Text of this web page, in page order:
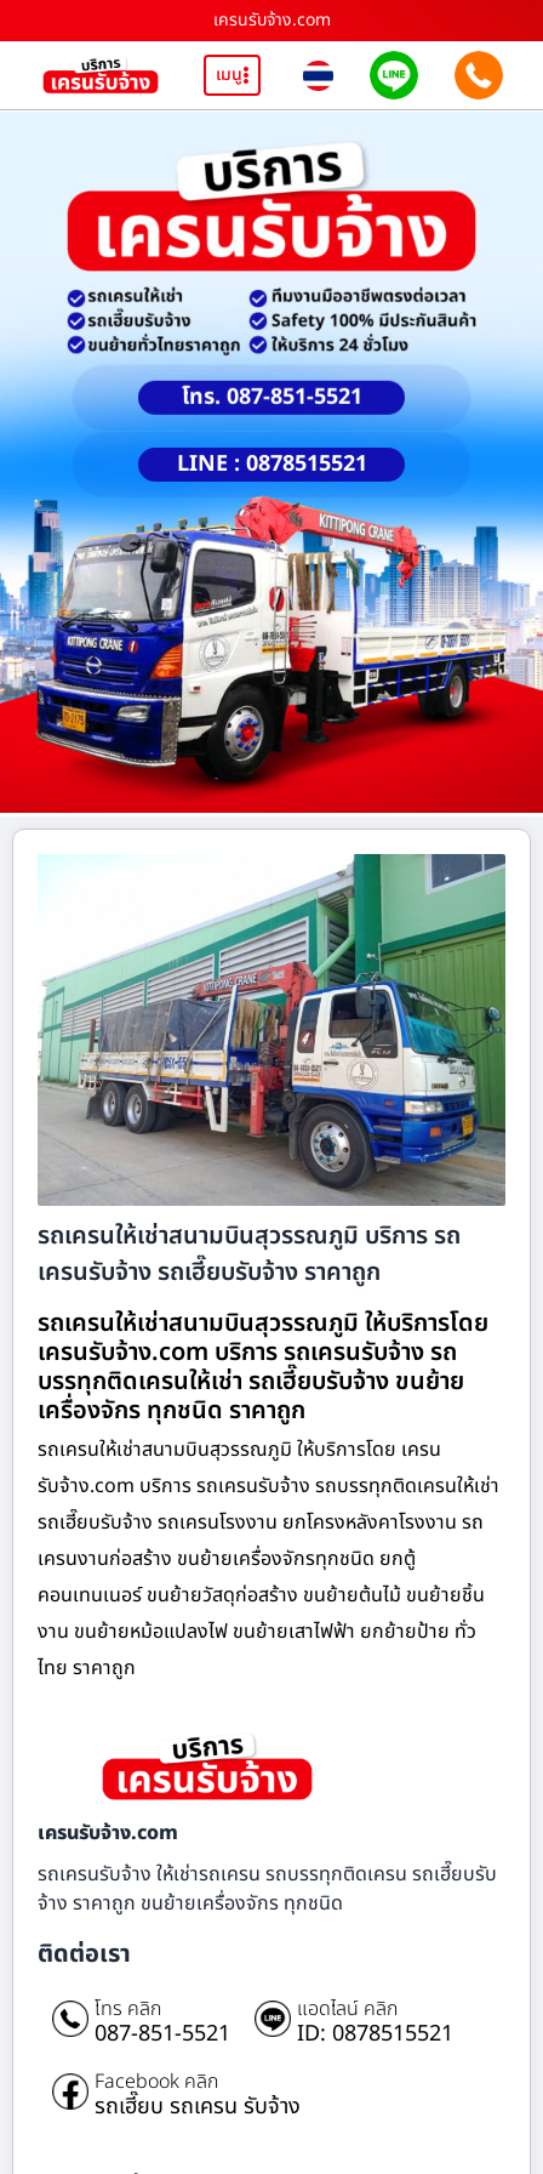
เครนรับจ้าง.com
เมนู
โทร. 087-851-5521
LINE : 0878515521
รถเครนให้เช่าสนามบินสุวรรณภูมิ บริการ รถ
เครนรับจ้าง รถเฮี๊ยบรับจ้าง ราคาถูก
รถเครนให้เช่าสนามบินสุวรรณภูมิ ให้บริการโดย
เครนรับจ้าง.com บริการ รถเครนรับจ้าง รถ
บรรทุกติดเครนให้เช่า รถเฮี๊ยบรับจ้าง ขนย้าย
เครื่องจักร ทุกชนิด ราคาถูก
รถเครนให้เช่าสนามบินสุวรรณภูมิ ให้บริการโดย เครน
รับจ้าง.com บริการ รถเครนรับจ้าง รถบรรทุกติดเครนให้เช่า
รถเฮี๊ยบรับจ้าง รถเครนโรงงาน ยกโครงหลังคาโรงงาน รถ
เครนงานก่อสร้าง ขนย้ายเครื่องจักรทุกชนิด ยกตู้
คอนเทนเนอร์ ขนย้ายวัสดุก่อสร้าง ขนย้ายต้นไม้ ขนย้ายชิ้น
งาน ขนย้ายหม้อแปลงไฟ ขนย้ายเสาไฟฟ้า ยกย้ายป้าย ทั่ว
ไทย ราคาถูก
เครนรับจ้าง.com
รถเครนรับจ้าง ให้เช่ารถเครน รถบรรทุกติดเครน รถเฮี๊ยบรับ
จ้าง ราคาถูก ขนย้ายเครื่องจักร ทุกชนิด
ติดต่อเรา
โทร คลิก
087-851-5521
แอดไลน์ คลิก
ID: 0878515521
Facebook คลิก
รถเฮี๊ยบ รถเครน รับจ้าง